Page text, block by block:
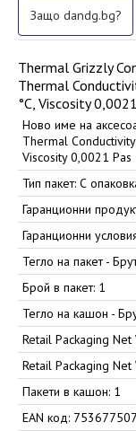
Защо dandg.bg?
Thermal Grizzly
Thermal
°C, Viscosity
Ново име на
Thermal
Viscosity 0,0021 Pas
Тип пакет: С
Гаранционни
Гаранционни
Тегло на пакет -
Брой в пакет: 1
Тегло на кашон -
Retail Packaging
Retail Packaging
Пакети в кашон: 1
EAN код: